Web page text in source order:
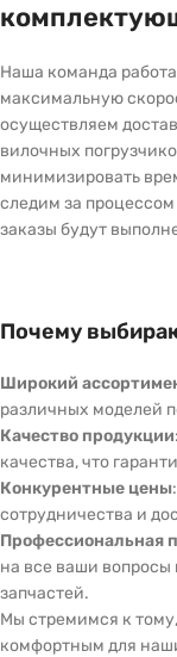
Наша команда
максимальную
осуществляем
вилочных
минимизировать
следим за процессом
заказы будут
Почему
Широкий
различных моделей
Качество продукции
качества, что
Конкурентные цены
сотрудничества и
Профессиональная
на все ваши
запчастей.
Мы стремимся к
комфортным для